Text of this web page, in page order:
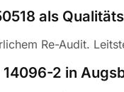
als
Re-Audit.
2 in